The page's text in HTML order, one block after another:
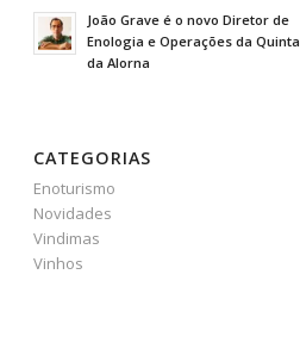
João Grave é o novo Diretor de
Enologia e Operações da Quinta
da Alorna
CATEGORIAS
Enoturismo
Novidades
Vindimas
Vinhos